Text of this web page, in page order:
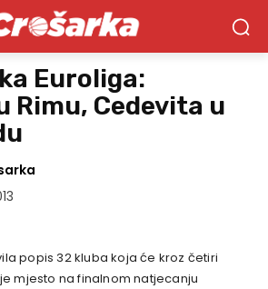
Euroliga:
Rimu, Cedevita u
popis 32 kluba koja će kroz četiri
mjesto na finalnom natjecanju